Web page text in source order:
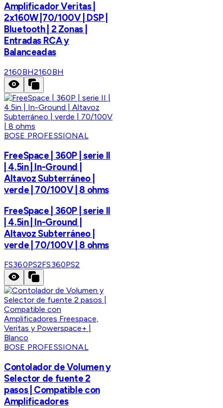
Amplificador Veritas |
2x160W |70/100V | DSP |
Bluetooth | 2 Zonas |
Entradas RCA y
Balanceadas
2160BH2160BH
BOSE PROFESSIONAL
FreeSpace | 360P | serie II
| 4.5in | In-Ground |
Altavoz Subterráneo |
verde | 70/100V | 8 ohms
FreeSpace | 360P | serie II
| 4.5in | In-Ground |
Altavoz Subterráneo |
verde | 70/100V | 8 ohms
FS360PS2FS360PS2
BOSE PROFESSIONAL
Contolador de Volumen y
Selector de fuente 2
pasos | Compatible con
Amplificadores